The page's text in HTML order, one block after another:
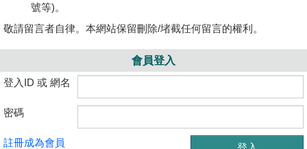
號等)。
敬請留言者自律。本網站保留刪除/堵截任何留言的權利。
會員登入
登入ID 或 網名
密碼
註冊成為會員